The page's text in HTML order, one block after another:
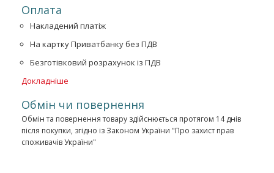
Оплата
Накладений платіж
На картку Приватбанку без ПДВ
Безготівковий розрахунок із ПДВ
Докладніше
Обмін чи повернення
Обмін та повернення товару здійснюється протягом 14 днів
після покупки, згідно із Законом України "Про захист прав
споживачів України"